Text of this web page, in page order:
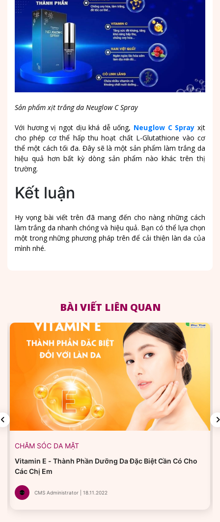
Sản phẩm xịt trắng da Neuglow C Spray
Với hương vị ngọt dịu khá dễ uống, Neuglow C Spray xịt
cho phép cơ thể hấp thu hoạt chất L-Glutathione vào cơ
thể một cách tối đa. Đây sẽ là một sản phẩm làm trắng da
hiệu quả hơn bất kỳ dòng sản phẩm nào khác trên thị
trường.
Kết luận
Hy vọng bài viết trên đã mang đến cho nàng những cách
làm trắng da nhanh chóng và hiệu quả. Bạn có thể lựa chọn
một trong những phương pháp trên để cải thiện làn da của
mình nhé.
BÀI VIẾT LIÊN QUAN
CHĂM SÓC DA MẶT
Vitamin E - Thành Phần Dưỡng Da Đặc Biệt Cần Có Cho
Các Chị Em
CMS Administrator | 18.11.2022